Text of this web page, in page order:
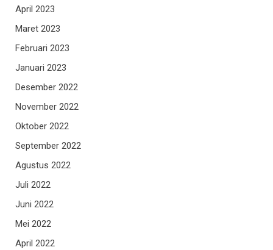
April 2023
Maret 2023
Februari 2023
Januari 2023
Desember 2022
November 2022
Oktober 2022
September 2022
Agustus 2022
Juli 2022
Juni 2022
Mei 2022
April 2022